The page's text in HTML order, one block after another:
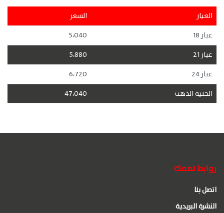
العيار
السعر
عيار 18
5،040
عيار 21
5،880
عيار 24
6،720
الجنيه الذهب
47،040
روابط تهمك
اتصل بنا
النشرة البريدية